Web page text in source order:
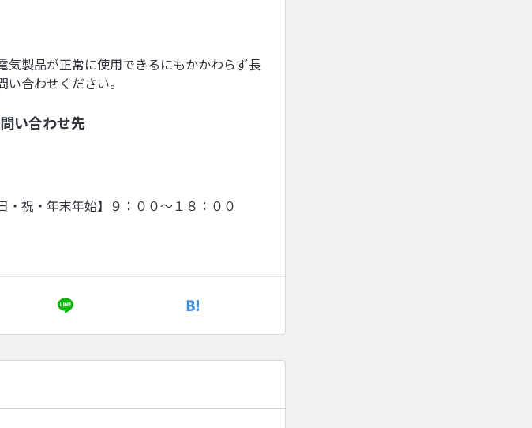
気製品が正常に使用できるにもかかわらず長
合わせください。
い合わせ先
祝・年末年始】９：００〜１８：００